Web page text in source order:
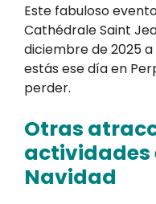
Este fabuloso
Cathédrale Saint
diciembre de 2025 a
estás ese día en
perder.
Otras
actividades
Navidad